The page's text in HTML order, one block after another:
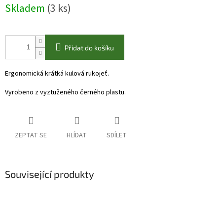
Skladem (3 ks)
Přidat do košíku
Ergonomická krátká kulová rukojeť.
Vyrobeno z vyztuženého černého plastu.
ZEPTAT SE HLÍDAT SDÍLET
Související produkty